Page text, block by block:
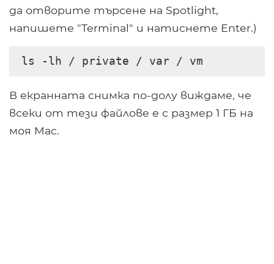
да отворите търсене на Spotlight,
напишете "Terminal" и натиснете Enter.)
ls -lh / private / var / vm
В екранната снимка по-долу виждаме, че
всеки от тези файлове е с размер 1 ГБ на
моя Mac.